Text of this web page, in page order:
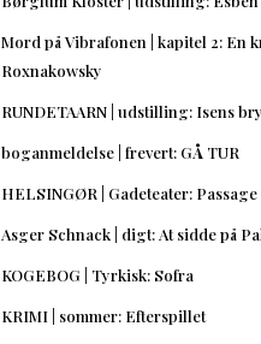
Mord på Vibrafonen | kapitel 2: En
Roxnakowsky
RUNDETAARN | udstilling: Isens
boganmeldelse | frevert: GÅ TUR
HELSINGØR | Gadeteater: Passage
Asger Schnack | digt: At sidde på
KOGEBOG | Tyrkisk: Sofra
KRIMI | sommer: Efterspillet